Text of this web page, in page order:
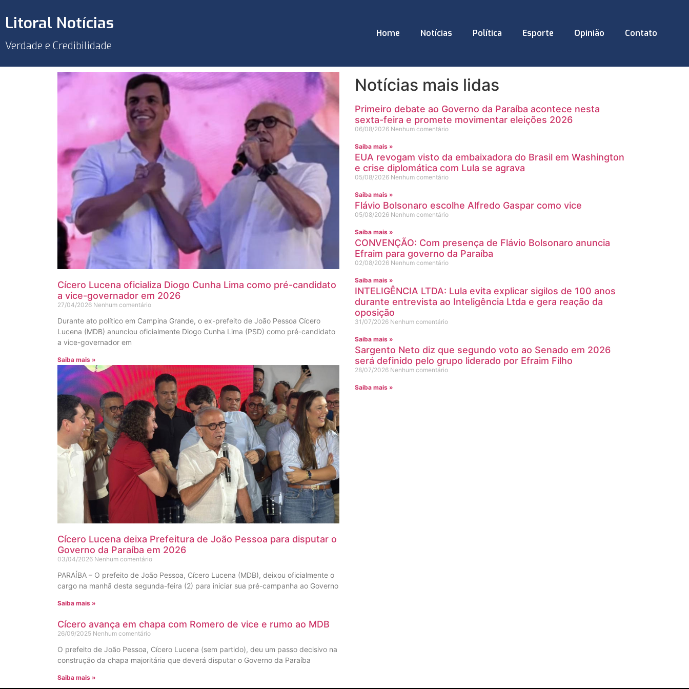
Litoral Notícias
Verdade e Credibilidade
Home Notícias Política Esporte Opinião Contato
Cícero Lucena oficializa Diogo Cunha Lima como pré-candidato
a vice-governador em 2026
27/04/2026 Nenhum comentário
Durante ato político em Campina Grande, o ex-prefeito de João Pessoa Cícero
Lucena (MDB) anunciou oficialmente Diogo Cunha Lima (PSD) como pré-candidato
a vice-governador em
Saiba mais »
Cícero Lucena deixa Prefeitura de João Pessoa para disputar o
Governo da Paraíba em 2026
03/04/2026 Nenhum comentário
PARAÍBA – O prefeito de João Pessoa, Cícero Lucena (MDB), deixou oficialmente o
cargo na manhã desta segunda-feira (2) para iniciar sua pré-campanha ao Governo
Saiba mais »
Cícero avança em chapa com Romero de vice e rumo ao MDB
26/09/2025 Nenhum comentário
O prefeito de João Pessoa, Cícero Lucena (sem partido), deu um passo decisivo na
construção da chapa majoritária que deverá disputar o Governo da Paraíba
Saiba mais »
Notícias mais lidas
Primeiro debate ao Governo da Paraíba acontece nesta
sexta-feira e promete movimentar eleições 2026
06/08/2026 Nenhum comentário
Saiba mais »
EUA revogam visto da embaixadora do Brasil em Washington
e crise diplomática com Lula se agrava
05/08/2026 Nenhum comentário
Saiba mais »
Flávio Bolsonaro escolhe Alfredo Gaspar como vice
05/08/2026 Nenhum comentário
Saiba mais »
CONVENÇÃO: Com presença de Flávio Bolsonaro anuncia
Efraim para governo da Paraíba
02/08/2026 Nenhum comentário
Saiba mais »
INTELIGÊNCIA LTDA: Lula evita explicar sigilos de 100 anos
durante entrevista ao Inteligência Ltda e gera reação da
oposição
31/07/2026 Nenhum comentário
Saiba mais »
Sargento Neto diz que segundo voto ao Senado em 2026
será definido pelo grupo liderado por Efraim Filho
28/07/2026 Nenhum comentário
Saiba mais »